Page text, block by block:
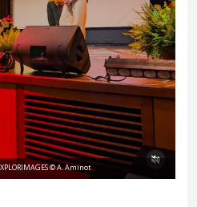
© A. Aminot